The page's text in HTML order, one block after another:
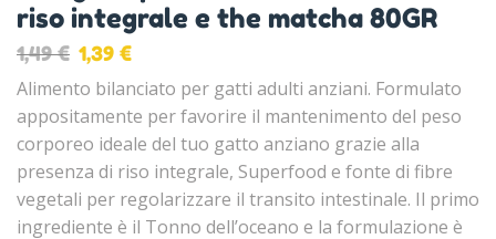
riso integrale e the matcha 80GR
1,49€ 1,39 €
Alimento bilanciato per gatti adulti anziani. Formulato
appositamente per favorire il mantenimento del peso
corporeo ideale del tuo gatto anziano grazie alla
presenza di riso integrale, Superfood e fonte di fibre
vegetali per regolarizzare il transito intestinale. Il primo
ingrediente è il Tonno dell’oceano e la formulazione è